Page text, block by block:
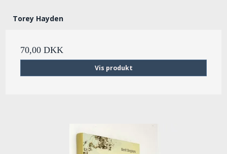
Torey Hayden
70,00 DKK
Vis produkt